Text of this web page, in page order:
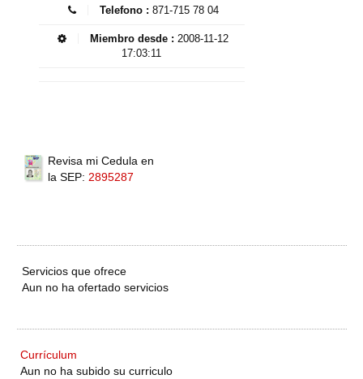
Telefono : 871-715 78 04
Miembro desde : 2008-11-12
17:03:11
Revisa mi Cedula en
la SEP: 2895287
Servicios que ofrece
Aun no ha ofertado servicios
Currículum
Aun no ha subido su curriculo